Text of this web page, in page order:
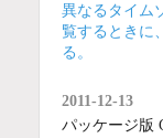
異なるタイム
覧するときに
る。
2011-12-13
パッケージ版